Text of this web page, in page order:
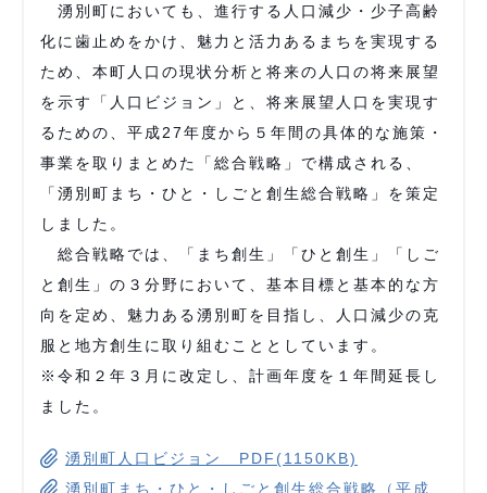
湧別町においても、進行する人口減少・少子高齢
化に歯止めをかけ、魅力と活力あるまちを実現する
ため、本町人口の現状分析と将来の人口の将来展望
を示す「人口ビジョン」と、将来展望人口を実現す
るための、平成27年度から５年間の具体的な施策・
事業を取りまとめた「総合戦略」で構成される、
「湧別町まち・ひと・しごと創生総合戦略」を策定
しました。
総合戦略では、「まち創生」「ひと創生」「しご
と創生」の３分野において、基本目標と基本的な方
向を定め、魅力ある湧別町を目指し、人口減少の克
服と地方創生に取り組むこととしています。
※令和２年３月に改定し、計画年度を１年間延長し
ました。
湧別町人口ビジョン PDF(1150KB)
湧別町まち・ひと・しごと創生総合戦略（平成